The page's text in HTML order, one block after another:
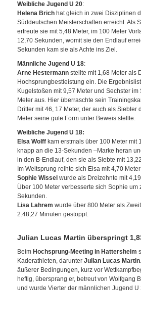
Weibliche Jugend U 20:
Helena Brich hat gleich in zwei Disziplinen
Süddeutschen Meisterschaften erreicht. Als
erfreute sie mit 5,48 Meter, im 100 Meter
12,70 Sekunden, womit sie den Endlauf
Sekunden kam sie als Achte ins Ziel.
Männliche Jugend U 18:
Arne Hestermann stellte mit 1,68 Meter als
Hochsprungbestleistung ein. Die
Kugelstoßen mit 9,57 Meter und Sechster
Meter aus. Hier überraschte sein
Dritter mit 46, 17 Meter, der auch als Siebter
Meter seine gute Form unter Beweis stellte.
Weibliche Jugend U 18:
Elsa Wolff kam erstmals über 100 Meter mit
knapp an die 13-Sekunden –Marke heran
in den B-Endlauf, den sie als Siebte mit
Im Weitsprung reihte sich Elsa mit 4,70
Sophie Wissel wurde als Dreizehnte mit
Über 100 Meter verbesserte sich Sophie um
Sekunden.
Lisa Lahrem wurde über 800 Meter als
2:48,27 Minuten gestoppt.
Julian Lucas Martin überspringt
Beim Hochsprung-Meeting in Hattersheim
Kaderathleten, darunter Julian Lucas Martin
äußerer Bedingungen, kurz vor
heftig, übersprang er, betreut von Wolfgang
und wurde Vierter der männlichen Jugend U